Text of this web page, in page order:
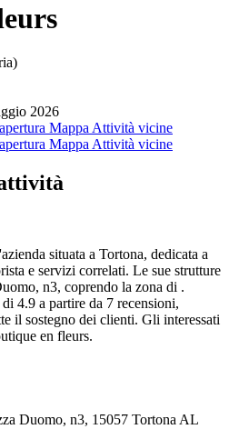
2026
Mappa Attività vicine
Mappa Attività vicine
situata a Tortona, dedicata a
e servizi correlati. Le sue strutture
n3, coprendo la zona di .
4.9 a partire da 7 recensioni,
il sostegno dei clienti. Gli interessati
en fleurs.
Duomo, n3, 15057 Tortona AL